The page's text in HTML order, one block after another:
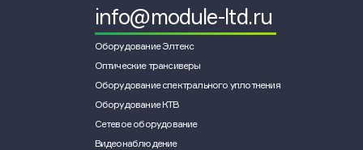
info@module-ltd.ru
Оборудование Элтекс
Оптические трансиверы
Оборудование спектрального уплотнения
Оборудование КТВ
Сетевое оборудование
Видеонаблюдение